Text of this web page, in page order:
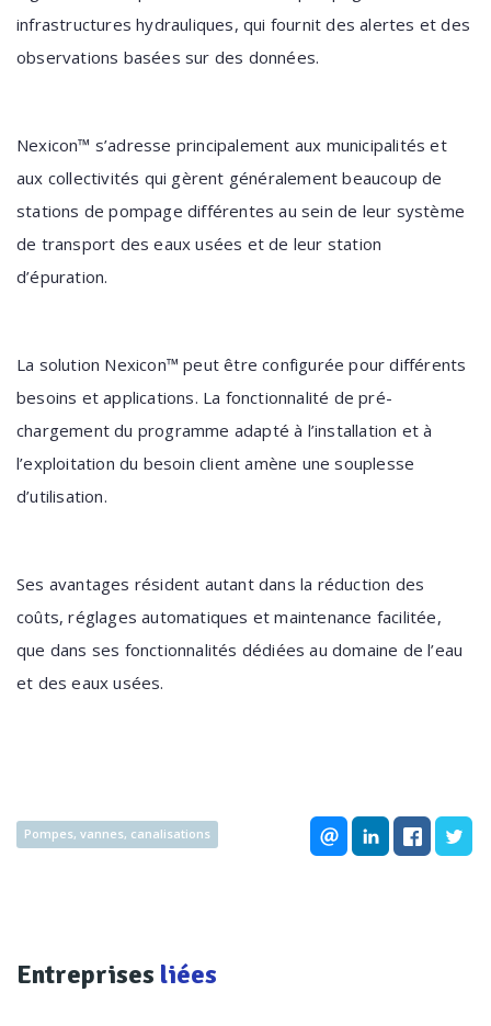
infrastructures hydrauliques, qui fournit des alertes et des
observations basées sur des données.
Nexicon™ s’adresse principalement aux municipalités et
aux collectivités qui gèrent généralement beaucoup de
stations de pompage différentes au sein de leur système
de transport des eaux usées et de leur station
d’épuration.
La solution Nexicon™ peut être configurée pour différents
besoins et applications. La fonctionnalité de pré-
chargement du programme adapté à l’installation et à
l’exploitation du besoin client amène une souplesse
d’utilisation.
Ses avantages résident autant dans la réduction des
coûts, réglages automatiques et maintenance facilitée,
que dans ses fonctionnalités dédiées au domaine de l’eau
et des eaux usées.
Pompes, vannes, canalisations
Entreprises liées